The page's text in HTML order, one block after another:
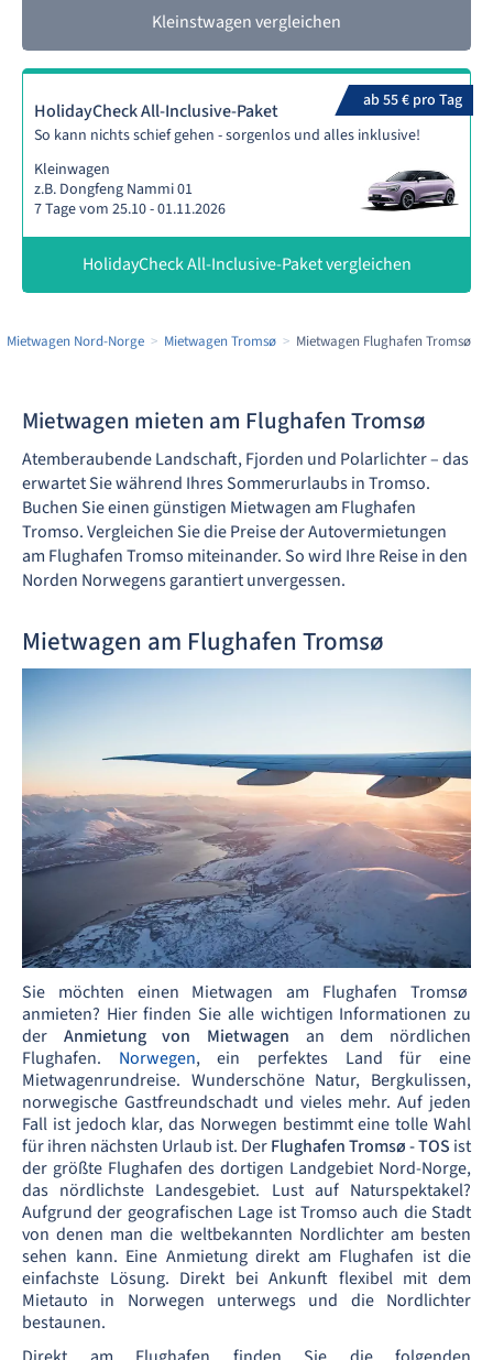
Kleinstwagen vergleichen
ab 55 € pro Tag
HolidayCheck All-Inclusive-Paket
So kann nichts schief gehen - sorgenlos und alles inklusive!
Kleinwagen
z.B. Dongfeng Nammi 01
7 Tage vom 25.10 - 01.11.2026
HolidayCheck All-Inclusive-Paket vergleichen
Mietwagen Nord-Norge Mietwagen Tromsø Mietwagen Flughafen Tromsø
Mietwagen mieten am Flughafen Tromsø
Atemberaubende Landschaft, Fjorden und Polarlichter – das
erwartet Sie während Ihres Sommerurlaubs in Tromso.
Buchen Sie einen günstigen Mietwagen am Flughafen
Tromso. Vergleichen Sie die Preise der Autovermietungen
am Flughafen Tromso miteinander. So wird Ihre Reise in den
Norden Norwegens garantiert unvergessen.
Mietwagen am Flughafen Tromsø
Sie möchten einen Mietwagen am Flughafen Tromsø
anmieten? Hier finden Sie alle wichtigen Informationen zu
der Anmietung von Mietwagen an dem nördlichen
Flughafen. Norwegen, ein perfektes Land für eine
Mietwagenrundreise. Wunderschöne Natur, Bergkulissen,
norwegische Gastfreundschadt und vieles mehr. Auf jeden
Fall ist jedoch klar, das Norwegen bestimmt eine tolle Wahl
für ihren nächsten Urlaub ist. DerFlughafen Tromsø - TOS ist
der größte Flughafen des dortigen Landgebiet Nord-Norge,
das nördlichste Landesgebiet. Lust auf Naturspektakel?
Aufgrund der geografischen Lage ist Tromso auch die Stadt
von denen man die weltbekannten Nordlichter am besten
sehen kann. Eine Anmietung direkt am Flughafen ist die
einfachste Lösung. Direkt bei Ankunft flexibel mit dem
Mietauto in Norwegen unterwegs und die Nordlichter
bestaunen.